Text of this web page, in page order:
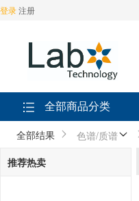
登录注册
全部商品分类
全部结果
色谱/质谱
推荐热卖